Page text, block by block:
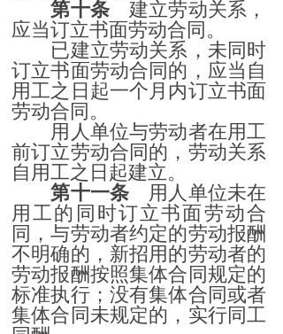
第十条建立劳动关系，
应当订立书面劳动合同。
已建立劳动关系，未同时
订立书面劳动合同的，应当自
用工之日起一个月内订立书面
劳动合同。
用人单位与劳动者在用工
前订立劳动合同的，劳动关系
自用工之日起建立。
第十一条 用人单位未在
用工的同时订立书面劳动合
同，与劳动者约定的劳动报酬
不明确的，新招用的劳动者的
劳动报酬按照集体合同规定的
标准执行；没有集体合同或者
集体合同未规定的，实行同工